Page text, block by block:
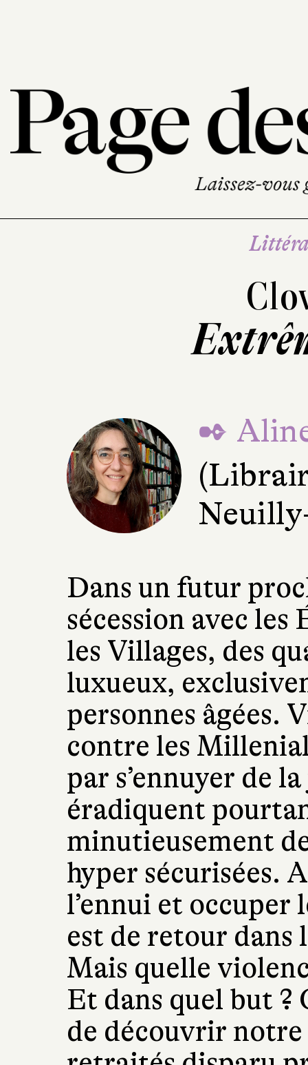
✒
Dans un futur
sécession avec
les Villages, des
luxueux,
personnes âgées.
contre les
par s’ennuyer de
éradiquent
minutieusement
hyper sécurisées.
l’ennui et occuper
est de retour dans
Mais quelle
Et dans quel but ?
de découvrir notre